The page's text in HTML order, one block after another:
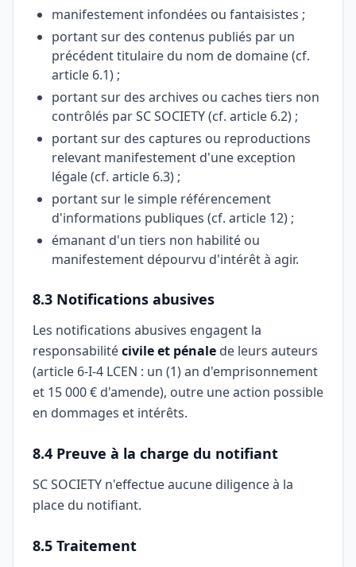
manifestement infondées ou fantaisistes ;
portant sur des contenus publiés par un
précédent titulaire du nom de domaine (cf.
article 6.1) ;
portant sur des archives ou caches tiers non
contrôlés par SC SOCIETY (cf. article 6.2) ;
portant sur des captures ou reproductions
relevant manifestement d'une exception
légale (cf. article 6.3) ;
portant sur le simple référencement
d'informations publiques (cf. article 12) ;
émanant d'un tiers non habilité ou
manifestement dépourvu d'intérêt à agir.
8.3 Notifications abusives
Les notifications abusives engagent la
responsabilitécivile et pénale de leurs auteurs
(article 6-I-4 LCEN : un (1) an d'emprisonnement
et 15 000 € d'amende), outre une action possible
en dommages et intérêts.
8.4 Preuve à la charge du notifiant
SC SOCIETY n'effectue aucune diligence à la
place du notifiant.
8.5 Traitement